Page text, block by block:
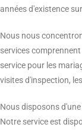
années d'existence
Nous nous
services
service pour les
visites d'inspection,
Nous disposons
Notre service est